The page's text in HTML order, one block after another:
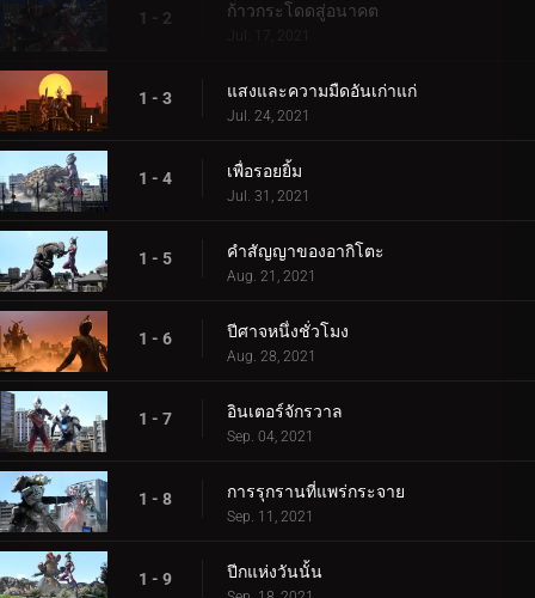
1 - 2 ก้าวกระโดดสู่อนาคต
Jul. 17, 2021
1 - 3 แสงและความมืดอันเก่าแก่
Jul. 24, 2021
1 - 4 เพื่อรอยยิ้ม
Jul. 31, 2021
1 - 5 คำสัญญาของอากิโตะ
Aug. 21, 2021
1 - 6 ปีศาจหนึ่งชั่วโมง
Aug. 28, 2021
1 - 7 อินเตอร์จักรวาล
Sep. 04, 2021
1 - 8 การรุกรานที่แพร่กระจาย
Sep. 11, 2021
1 - 9 ปีกแห่งวันนั้น